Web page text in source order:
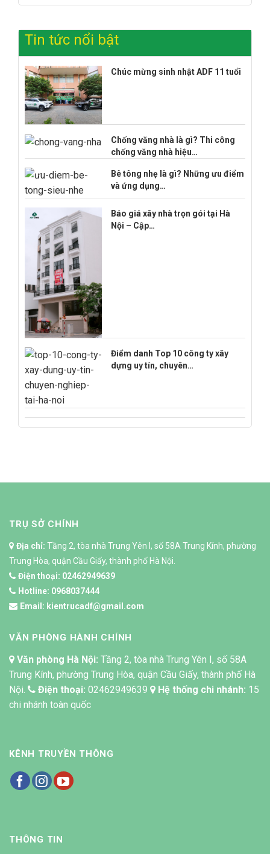
Tin tức nổi bật
Chúc mừng sinh nhật ADF 11 tuổi
Chống văng nhà là gì? Thi công
chống văng nhà hiệu…
Bê tông nhẹ là gì? Những ưu điểm
và ứng dụng…
Báo giá xây nhà trọn gói tại Hà
Nội – Cập…
Điểm danh Top 10 công ty xây
dựng uy tín, chuyên…
TRỤ SỞ CHÍNH
Địa chỉ: Tầng 2, tòa nhà Trung Yên I, số 58A Trung Kính, phường
Trung Hòa, quận Cầu Giấy, thành phố Hà Nội.
Điện thoại: 02462949639
Hotline: 0968037444
Email: kientrucadf@gmail.com
VĂN PHÒNG HÀNH CHÍNH
Văn phòng Hà Nội: Tầng 2, tòa nhà Trung Yên I, số 58A
Trung Kính, phường Trung Hòa, quận Cầu Giấy, thành phố Hà
Nội.
Điện thoại: 02462949639 Hệ thống chi nhánh: 15
chi nhánh toàn quốc
KÊNH TRUYỀN THÔNG
THÔNG TIN